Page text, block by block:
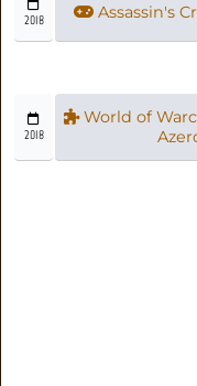
2018 Assassin's
2018
World of